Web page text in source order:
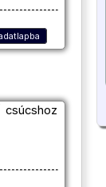
csúcshoz